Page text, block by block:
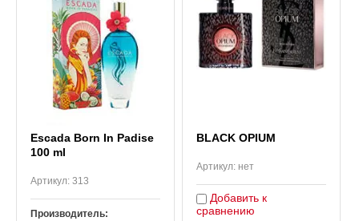
Escada Born In Padise
100 ml
Артикул: 313
Производитель:
BLACK OPIUM
Артикул:нет
Добавить к
сравнению